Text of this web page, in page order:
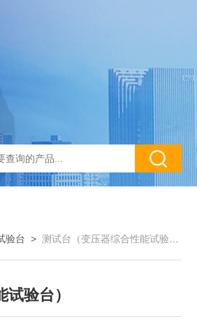
验台 >测试台（变压器综合性能试验台）
验台）